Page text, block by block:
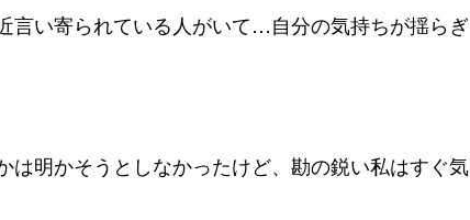
言い寄られている人がいて…自分の気持ちが揺らぎ
明かそうとしなかったけど、勘の鋭い私はすぐ気